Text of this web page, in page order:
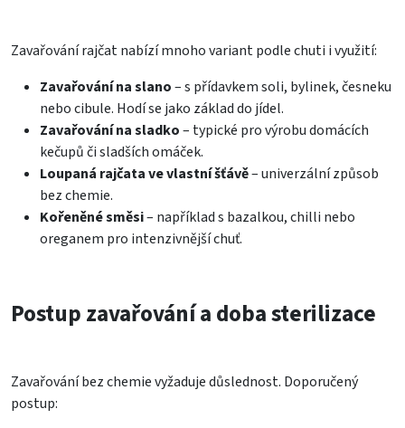
Zavařování rajčat nabízí mnoho variant podle chuti i využití:
Zavařování na slano– s přídavkem soli, bylinek, česneku
nebo cibule. Hodí se jako základ do jídel.
Zavařování na sladko– typické pro výrobu domácích
kečupů či sladších omáček.
Loupaná rajčata ve vlastní šťávě– univerzální způsob
bez chemie.
Kořeněné směsi– například s bazalkou, chilli nebo
oreganem pro intenzivnější chuť.
Postup zavařování a doba sterilizace
Zavařování bez chemie vyžaduje důslednost. Doporučený
postup: